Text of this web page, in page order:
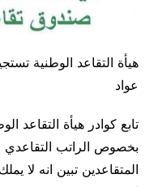
هيأة التقاعد الوطنية
عواد
تابع كوادر هيأة التقاعد
بخصوص الراتب التقاعدي
المتقاعدين تبين انه لا